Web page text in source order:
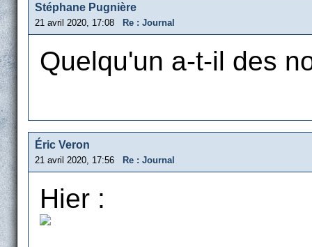
Stéphane Pugnière
21 avril 2020, 17:08 Re : Journal
Quelqu'un a-t-il des
Éric Veron
21 avril 2020, 17:56 Re : Journal
Hier :